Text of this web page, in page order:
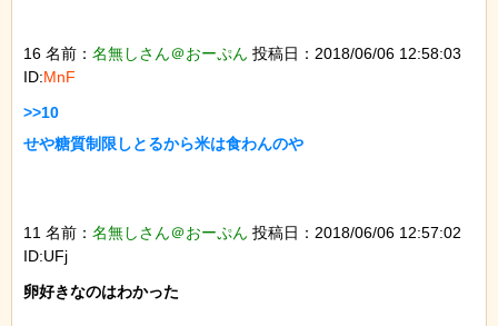
16 名前： 名無しさん＠おーぷん 投稿日：2018/06/06 12:58:03
ID:MnF
>>10
せや糖質制限しとるから米は食わんのや
11 名前： 名無しさん＠おーぷん 投稿日：2018/06/06 12:57:02
ID:UFj
卵好きなのはわかった